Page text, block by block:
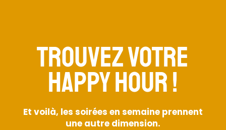
Ligue 1
Lille vs Paris SG
Fri. 28.08.2026
Premier League
TROUVEZ VOTRE
HAPPY HOUR !
Et voilà, les soirées en semaine prennent
une autre dimension.